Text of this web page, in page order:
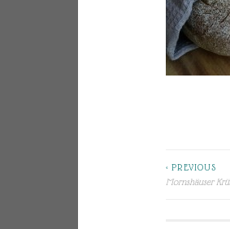
< PREVIOUS
Mornshäuser